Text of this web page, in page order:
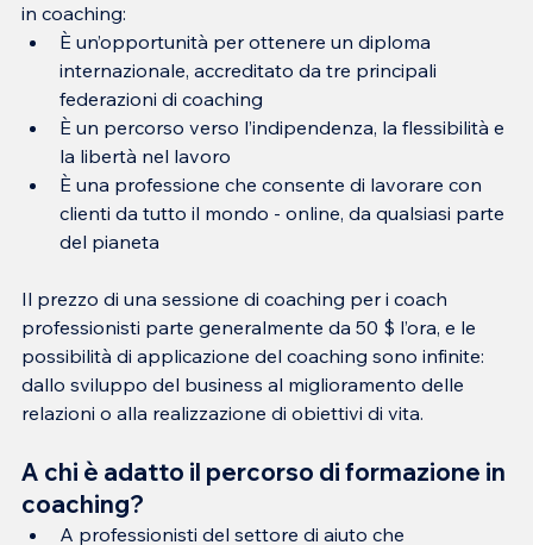
in coaching:
È un’opportunità per ottenere un diploma
internazionale, accreditato da tre principali
federazioni di coaching
È un percorso verso l’indipendenza, la flessibilità e
la libertà nel lavoro
È una professione che consente di lavorare con
clienti da tutto il mondo - online, da qualsiasi parte
del pianeta
Il prezzo di una sessione di coaching per i coach
professionisti parte generalmente da 50 $ l’ora, e le
possibilità di applicazione del coaching sono infinite:
dallo sviluppo del business al miglioramento delle
relazioni o alla realizzazione di obiettivi di vita.
A chi è adatto il percorso di formazione in
coaching?
A professionisti del settore di aiuto che